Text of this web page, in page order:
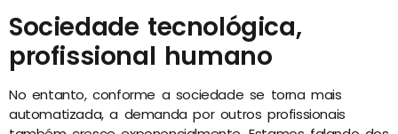
Sociedade tecnológica,
profissional humano
No entanto, conforme a sociedade se torna mais
automatizada, a demanda por outros profissionais